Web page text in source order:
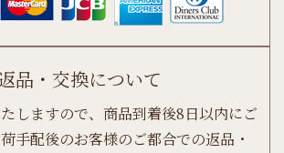
品・交換について
しますので、商品到着後8日以内にご
手配後のお客様のご都合での返品・